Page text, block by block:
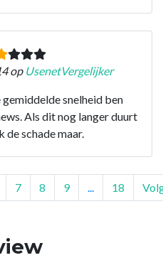
op UsenetVergelijker
snelheid ben
Als dit nog langer duurt
de schade maar.
7 8 9 18